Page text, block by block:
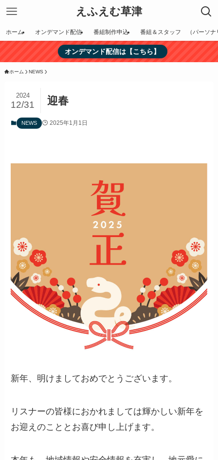
えふえむ草津
ホーム オンデマンド配信 番組制作申込 番組＆スタッフ （パーソナ
オンデマンド配信は【こちら】
ホーム NEWS
迎春
2024
12/31
NEWS 2025年1月1日
新年、明けましておめでとうございます。
リスナーの皆様におかれましては輝かしい新年を
お迎えのこととお喜び申し上げます。